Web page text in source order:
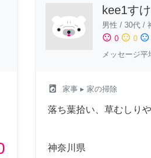
kee1す
男性 / 30代/
sentiment_satisfied 0 sentiment_neutral 0 sentiment_dissatisfied
メッセージ
local_laundry_service 家事▸ 家の掃除
落ち葉拾い、草むしりや
神奈川県